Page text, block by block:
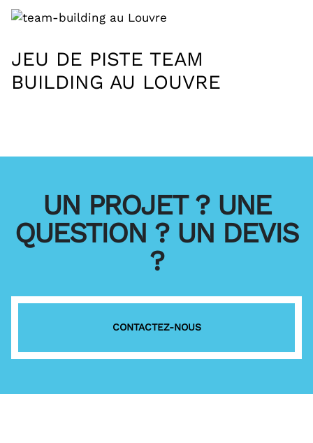
JEU DE PISTE TEAM
BUILDING AU LOUVRE
UN PROJET ? UNE
QUESTION ? UN DEVIS
?
CONTACTEZ-NOUS